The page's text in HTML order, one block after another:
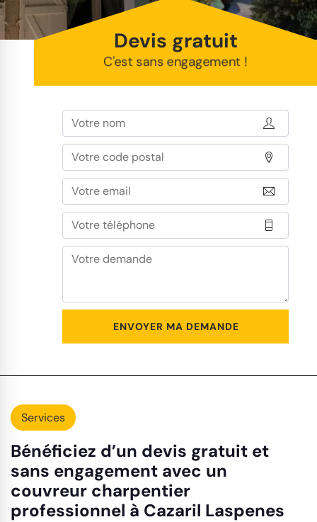
Devis gratuit
C'est sans engagement !
Services
Bénéficiez d’un devis gratuit et
sans engagement avec un
couvreur charpentier
professionnel à Cazaril Laspenes